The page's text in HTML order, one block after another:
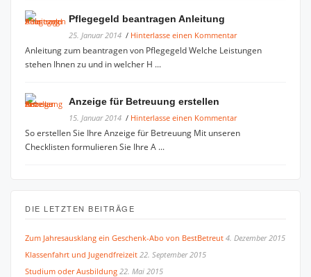
Pflegegeld beantragen Anleitung
25. Januar 2014 / Hinterlasse einen Kommentar
Anleitung zum beantragen von Pflegegeld Welche Leistungen
stehen Ihnen zu und in welcher H ...
Anzeige für Betreuung erstellen
15. Januar 2014 / Hinterlasse einen Kommentar
So erstellen Sie Ihre Anzeige für Betreuung Mit unseren
Checklisten formulieren Sie Ihre A ...
DIE LETZTEN BEITRÄGE
Zum Jahresausklang ein Geschenk-Abo von BestBetreut 4. Dezember 2015
Klassenfahrt und Jugendfreizeit 22. September 2015
Studium oder Ausbildung 22. Mai 2015